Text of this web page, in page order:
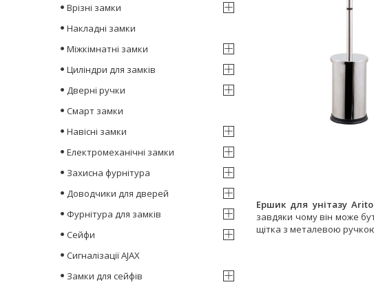
Ершик для унітазу Arito
завдяки чому він може
щітка з металевою
Врізні замки
Накладні замки
Міжкімнатні замки
Циліндри для замків
Дверні ручки
Смарт замки
Навісні замки
Електромеханічні замки
Захисна фурнітура
Доводчики для дверей
Фурнітура для замків
Сейфи
Сигналізації AJAX
Замки для сейфів